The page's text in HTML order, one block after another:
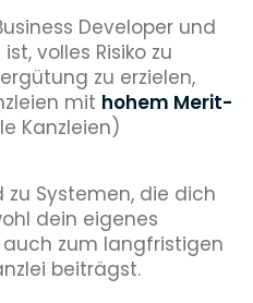
Developer und
volles Risiko zu
zu erzielen,
mit hohem Merit-
Kanzleien)
Systemen, die dich
dein eigenes
zum langfristigen
beiträgst.